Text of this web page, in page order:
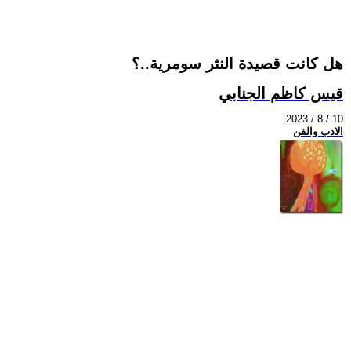
هل كانت قصيدة النثر سومرية..؟
قيس كاظم الجنابي
2023 / 8 / 10
الادب والفن